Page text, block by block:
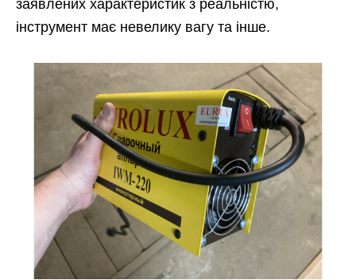
заявлених характеристик з реальністю,
інструмент має невелику вагу та інше.